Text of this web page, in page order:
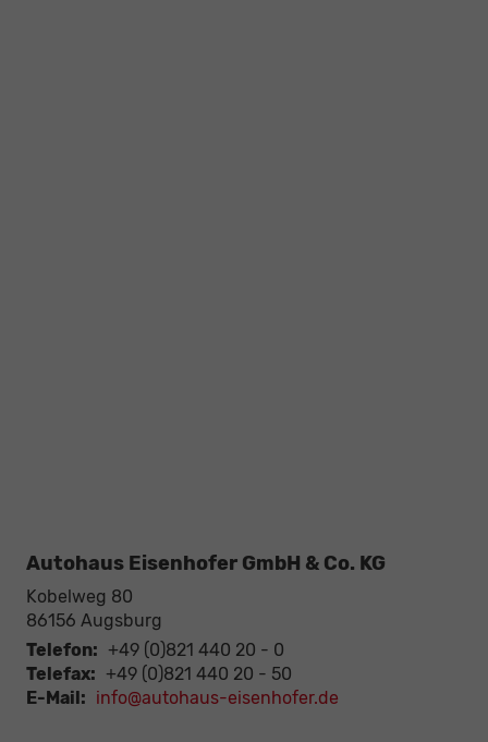
Autohaus Eisenhofer GmbH & Co. KG
Kobelweg 80
86156 Augsburg
Telefon: +49 (0)821 440 20 - 0
Telefax: +49 (0)821 440 20 - 50
E-Mail: info@autohaus-eisenhofer.de